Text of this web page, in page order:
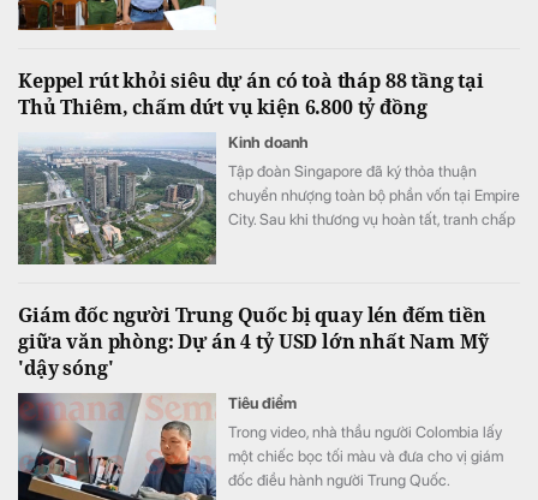
Keppel rút khỏi siêu dự án có toà tháp 88 tầng tại
Thủ Thiêm, chấm dứt vụ kiện 6.800 tỷ đồng
Kinh doanh
Tập đoàn Singapore đã ký thỏa thuận
chuyển nhượng toàn bộ phần vốn tại Empire
City. Sau khi thương vụ hoàn tất, tranh chấp
Giám đốc người Trung Quốc bị quay lén đếm tiền
giữa văn phòng: Dự án 4 tỷ USD lớn nhất Nam Mỹ
'dậy sóng'
Tiêu điểm
Trong video, nhà thầu người Colombia lấy
một chiếc bọc tối màu và đưa cho vị giám
đốc điều hành người Trung Quốc.